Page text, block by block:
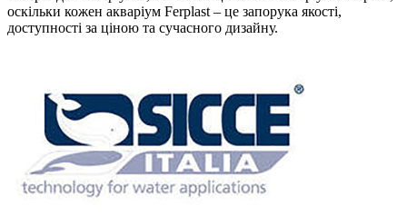
оскільки кожен акваріум Ferplast – це запорука якості,
доступності за ціною та сучасного дизайну.